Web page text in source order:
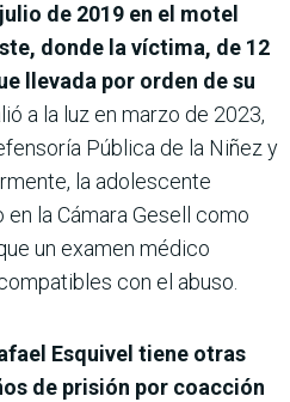
de 2019 en el motel
donde la víctima, de 12
llevada por orden de su
a la luz en marzo de 2023,
Pública de la Niñez y
la adolescente
la Cámara Gesell como
un examen médico
con el abuso.
Esquivel tiene otras
de prisión por coacción